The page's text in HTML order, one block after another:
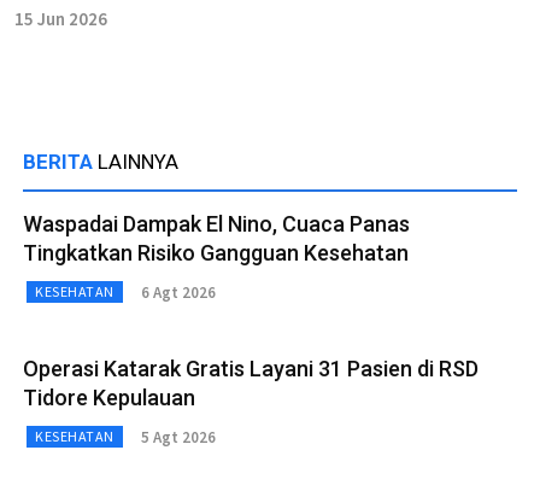
15 Jun 2026
BERITA LAINNYA
Waspadai Dampak El Nino, Cuaca Panas
Tingkatkan Risiko Gangguan Kesehatan
KESEHATAN 6 Agt 2026
Operasi Katarak Gratis Layani 31 Pasien di RSD
Tidore Kepulauan
KESEHATAN 5 Agt 2026